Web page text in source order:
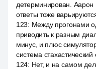
детерминирован. Аарон
ответы тоже
123: Между прогонами
приводить к разным
минус, и плюс
система
124: Нет, и на самом